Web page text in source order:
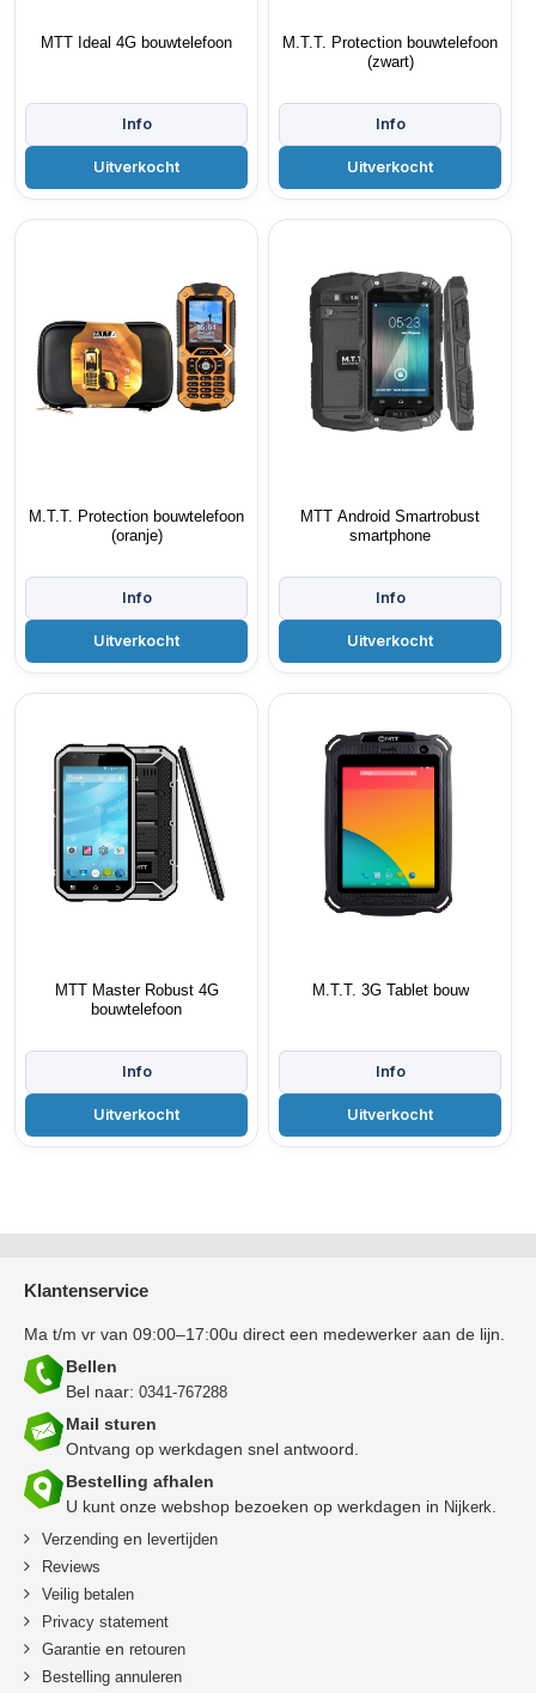
MTT Ideal 4G bouwtelefoon
M.T.T. Protection bouwtelefoon
(zwart)
M.T.T. Protection bouwtelefoon
(oranje)
MTT Android Smartrobust
smartphone
MTT Master Robust 4G
bouwtelefoon
M.T.T. 3G Tablet bouw
Klantenservice
Ma t/m vr van 09:00–17:00u direct een medewerker aan de lijn.
Bellen
Bel naar: 0341-767288
Mail sturen
Ontvang op werkdagen snel antwoord.
Bestelling afhalen
U kunt onze webshop bezoeken op werkdagen in Nijkerk
Verzending en levertijden
Reviews
Veilig betalen
Privacy statement
Garantie en retouren
Bestelling annuleren